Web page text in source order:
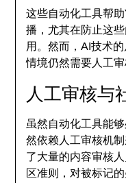
这些自动化工具帮
播，尤其在防止这
用。然而，AI技术
情境仍然需要人工
人工审核与
虽然自动化工具能
然依赖人工审核机
了大量的内容审核
区准则，对被标记